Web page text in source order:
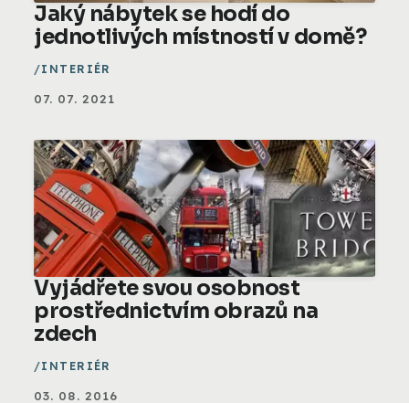
Jaký nábytek se hodí do
jednotlivých místností v domě?
INTERIÉR
07. 07. 2021
Vyjádřete svou osobnost
prostřednictvím obrazů na
zdech
INTERIÉR
03. 08. 2016